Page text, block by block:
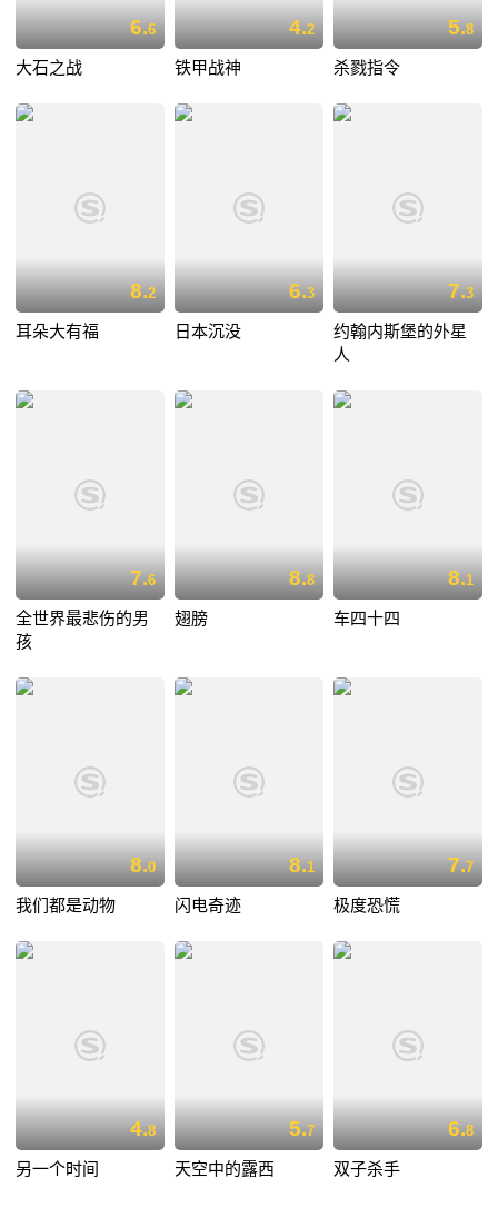
6.6
大石之战
4.2
铁甲战神
5.8
杀戮指令
8.2
耳朵大有福
6.3
日本沉没
7.3
约翰内斯堡的外星
人
7.6
全世界最悲伤的男
孩
8.8
翅膀
8.1
车四十四
8.0
我们都是动物
8.1
闪电奇迹
7.7
极度恐慌
4.8
另一个时间
5.7
天空中的露西
6.8
双子杀手